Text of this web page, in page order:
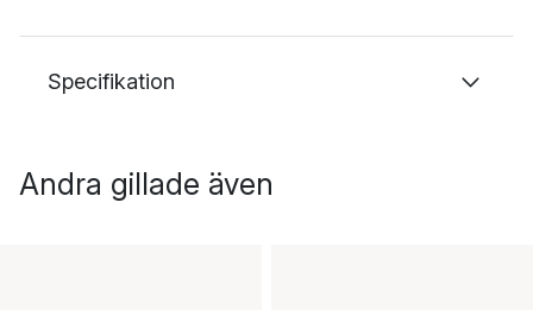
Specifikation
Andra gillade även